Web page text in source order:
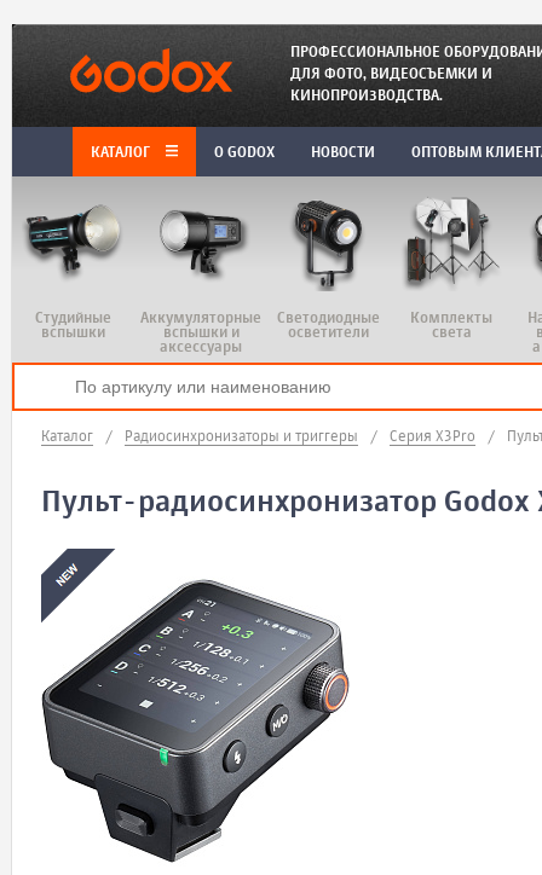
ПРОФЕССИОНАЛЬНОЕ
ДЛЯ ФОТО, ВИДЕОСЪЕМКИ И
КИНОПРОИЗВОДСТВА.
КАТАЛОГ O GODOX НОВОСТИ ОПТОВЫМ
Студийные
вспышки
Аккумуляторные
вспышки и
аксессуары
Светодиодные
осветители
Комплекты
света
Каталог / Радиосинхронизаторы и триггеры / Серия X3Pro /
Пульт-радиосинхронизатор Godox